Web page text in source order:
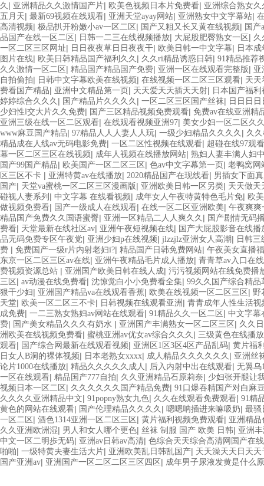
久 | 亚洲精品久久激情国产片| 欧美色视频日本片免费看| 亚洲综合熟女久
五月天| 最新69视频在线观看| 亚洲天堂ayay网站| 亚洲熟女中文字幕站|
高清视频| 极品扒开粉嫩小av一区二区 | 国产又粗又长又黄在线视频| 国产
品国产在线一区二区 | 日韩一二三在线视频播放| 大屁股肥臀熟女一区 | 久
一区二区三区网址| 日日夜夜草日日夜夜干| 欧美日韩一中文字幕| 日本
图片在线| 欧美日韩精品国产福利久久 | 久久ri精品诱惑日韩| 91精品推荐
久久激情一区二区 | 精品国产精品国产免费| 亚洲一区在线观看完整版 | 亚
自拍偷拍| 日韩中文字幕欧美在线视频| 在线视频一区二区三区观看| 天天
费看国产精品| 亚洲中文精品第一页 | 天天爱天天插天天射| 日本国产福
婷婷综合久久久 | 国产精品片久久久久 | 一区二区三区国产丝袜| 日日日
少妇性l交大片久久免费| 国产三区精品视频免费观看| 免费av在线亚洲精
亚洲三级在线一区二区观看| 在线观看视频亚洲97| 美女少妇一区二区久
www麻豆国产精品| 97精品人人人妻人人玩| 一级少妇精品久久久久 | 久
精品成在人线av无码电影免费| 一区二区性视频在线观看| 超碰在线97观
幕一区二区三区在线视频| 成年人视频在线播放网站| 熟妇人妻丰满人妇
国产99国产精品| 欧美国产一区二区三区 | 色av中文字幕第一页 | 老鸭窝网
区三区不卡 | 亚洲特黄av在线播放| 2020精品国产在现线看| 男插女下面
国产| 天堂va蜜桃一区二区三区漫画版 | 亚洲欧美日韩一区另类| 天天做天
碰视人妻系列 | 中文字幕 在线看视频| 成年女人午夜特黄特色毛片免| 欧
做视频免费看| 国产一级成人在线观看| 在线一区二区亚洲欧美| 午夜爽爽
精品国产免费久久国语蜜臀| 亚洲一区精品二人人爽久久 | 国产剧情无码
费看| 天堂最新在线社区av| 亚洲午夜短视频在线| 国产大屁股影音在线播
品无码免费专区午夜党| 亚洲少妇p在线视频| jlzzjlz亚洲女人高潮| 日韩三
费 | 免费国产一级r片内射老妇i?| 精品国产日韩免费网站| 午夜美女直播
东京一区二区三区av在线| 亚洲午夜精品毛片成人播放| 青青草av入口在
费视频资源总站 | 亚洲国产欧美日韩在线人成| 污污视频网站在线免费播
三区 | av动漫在线免费看| 沈惊觉白小小免费看全集| 99久久国产综合精品
狠干少妇| 亚洲国产精品va在线观看香蕉| 欧美在线视频一区二区三区 | 野
天堂| 欧美一区二区三不卡| 日韩视频在线观看亚洲 | 青青成年人性生活视
成免费| 一二三熟女熟妇av网站在线观看| 91精品久久一区二区 | 中文字幕
费| 国产美女精品久久久有奶水 | 亚洲国产丰满熟女一区二区三区 | 久久
洲欧美在线视频免费看| 蜜桃亚洲av优女av综合久久久 | 三级黄色在线播
观看| 国产综合网最新在线观看视频| 亚洲区1区3区4区产品乱码| 黄片福
日女人B洞的裸体视频| 日本老熟女xxxx| 成人精品久久久久久久 | 亚洲丝
论片1000在线播放| 精品久久久久久成人 | 后入内射中出在线观看| 无翼乌
一区在线观看| 精品国产777自拍| 久久亚洲精品石原莉奈| 少妇张开腿让
视频日本一区二区 | 久久久久久久国产精品免费| 91口爆吞精国产对白麻
久久久久亚洲精品中文| 91popny熟女九色| 久久在线观看免费观看| 91精
黄色的网站在线观看| 国产伦理精品久久久久 | 嗯嗯呐插进来嘛吸奶| 最骚
一区二区 | 酒色1314亚洲一区二区三区 | 黄片福利视频免费观看| 亚洲精品
久久亚洲欧洲湿| 男人和女人哪个更色| 丝袜 制服 国产 欧美 日韩| 亚洲
中文一区二明歩无码| 亚洲av日韩av高清| 色综合天天综合高清网国产在
啪啪| 一级特黄夫妻生活大片| 亚洲欧美乱日韩乱国产| 天天澡天天日天天
国产亚洲av| 亚洲国产一区二区二区三区四区 | 成年男子尿液发黄是什么